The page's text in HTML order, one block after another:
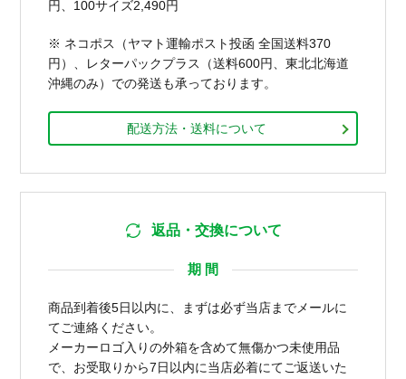
円、100サイズ2,490円
※ ネコポス（ヤマト運輸ポスト投函 全国送料370
円）、レターパックプラス（送料600円、東北北海道
沖縄のみ）での発送も承っております。
配送方法・送料について
返品・交換について
期 間
商品到着後5日以内に、まずは必ず当店までメールに
てご連絡ください。
メーカーロゴ入りの外箱を含めて無傷かつ未使用品
で、お受取りから7日以内に当店必着にてご返送いた